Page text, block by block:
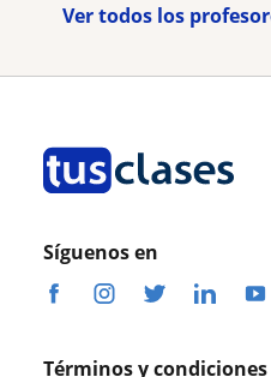
Ver todos los
Síguenos en
Términos y condiciones